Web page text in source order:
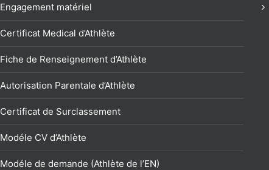
Engagement matériel
Certificat Medical d’Athlète
Fiche de Renseignement d’Athlète
Autorisation Parentale d’Athlète
Certificat de Surclassement
Modéle CV d’Athlète
Modéle de demande (Athlète de l’EN)